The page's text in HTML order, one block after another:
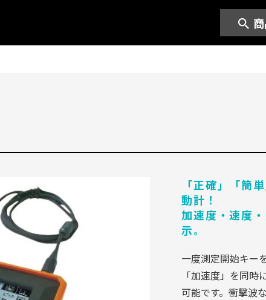
「正確」「簡
動計！
加速度・速度
示。
一度測定開始キー
「加速度」を同
可能です。衝撃波